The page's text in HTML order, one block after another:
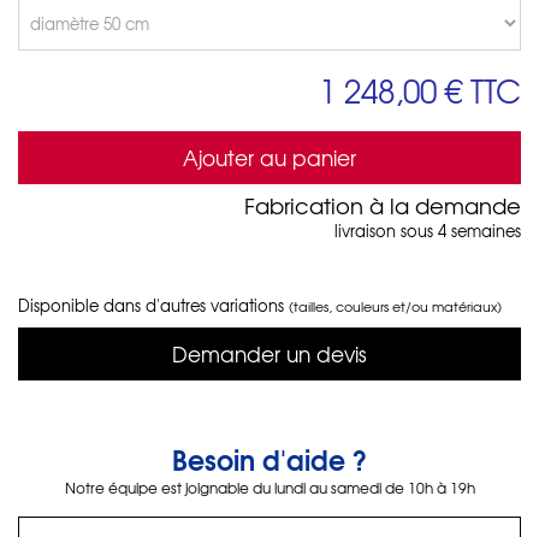
1 248,00 €TTC
Ajouter au panier
Fabrication à la demande
livraison sous 4 semaines
Disponible dans d'autres variations (tailles, couleurs et/ou matériaux)
Demander un devis
Besoin d'aide ?
Notre équipe est joignable du lundi au samedi de 10h à 19h